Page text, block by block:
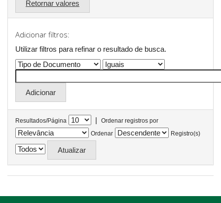
Retornar valores
Adicionar filtros:
Utilizar filtros para refinar o resultado de busca.
Resultados/Página |
Ordenar registros por
Ordenar
Registro(s)